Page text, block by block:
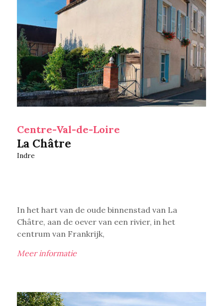
Centre-Val-de-Loire
La Châtre
Indre
In het hart van de oude binnenstad van La
Châtre, aan de oever van een rivier, in het
centrum van Frankrijk,
Meer informatie